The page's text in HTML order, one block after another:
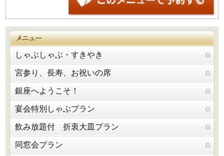
しゃぶしゃぶ・すきやき
宮参り、長寿、お祝いの席
銀座へようこそ！
宴会特別しゃぶプラン
飲み放題付 折衷大皿プラン
同窓会プラン